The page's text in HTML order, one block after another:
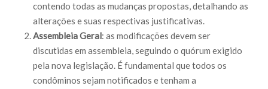
contendo todas as mudanças propostas, detalhando as
alterações e suas respectivas justificativas.
Assembleia Geral: as modificações devem ser
discutidas em assembleia, seguindo o quórum exigido
pela nova legislação. É fundamental que todos os
condôminos sejam notificados e tenham a